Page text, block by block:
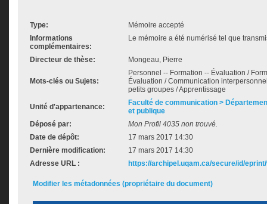
Type:
Mémoire accepté
Informations
complémentaires:
Le mémoire a été numérisé tel que
Directeur de thèse: Mongeau, Pierre
Mots-clés ou Sujets:
Personnel -- Formation -- Évaluation /
Évaluation / Communication
petits groupes / Apprentissage
Unité d'appartenance:
Faculté de communication >
et publique
Déposé par:
Mon Profil 4035 non trouvé.
Date de dépôt:
17 mars 2017 14:30
Dernière modification:
17 mars 2017 14:30
Adresse URL :
https://archipel.uqam.ca/secure/id/
Modifier les métadonnées (propriétaire du document)